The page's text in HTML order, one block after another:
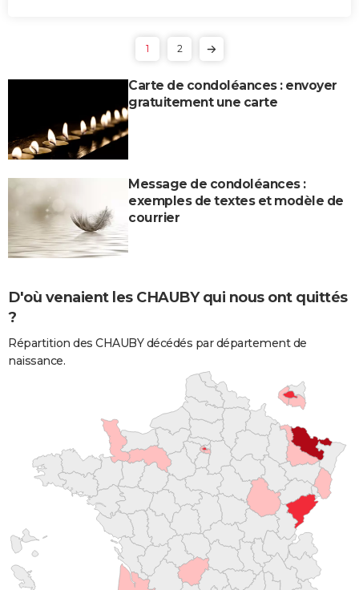
1 2
Carte de condoléances : envoyer
gratuitement une carte
Message de condoléances :
exemples de textes et modèle de
courrier
D'où venaient les CHAUBY qui nous ont quittés
?
Répartition des CHAUBY décédés par département de
naissance.